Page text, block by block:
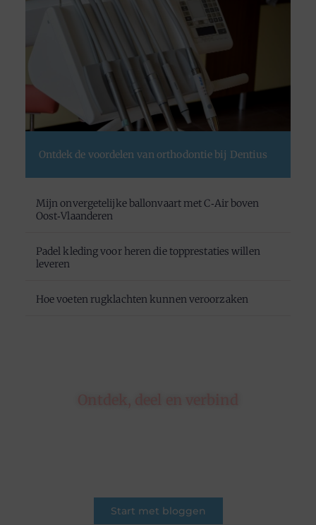
Ontdek de voordelen van orthodontie bij Dentius
Mijn onvergetelijke ballonvaart met C‑Air boven
Oost‑Vlaanderen
Padel kleding voor heren die topprestaties willen
leveren
Hoe voeten rugklachten kunnen veroorzaken
Start met bloggen